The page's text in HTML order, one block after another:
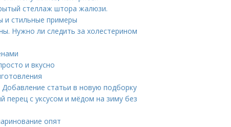
стеллаж штора жалюзи.
и стильные примеры
Нужно ли следить за холестерином
и вкусно
статьи в новую подборку
перец с уксусом и мёдом на зиму без
опят